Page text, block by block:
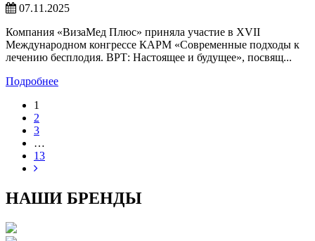
07.11.2025
Компания «ВизаМед Плюс» приняла участие в XVII
Международном конгрессе КАРМ «Современные подходы к
лечению бесплодия. ВРТ: Настоящее и будущее», посвящ...
Подробнее
1
2
3
…
13
НАШИ БРЕНДЫ